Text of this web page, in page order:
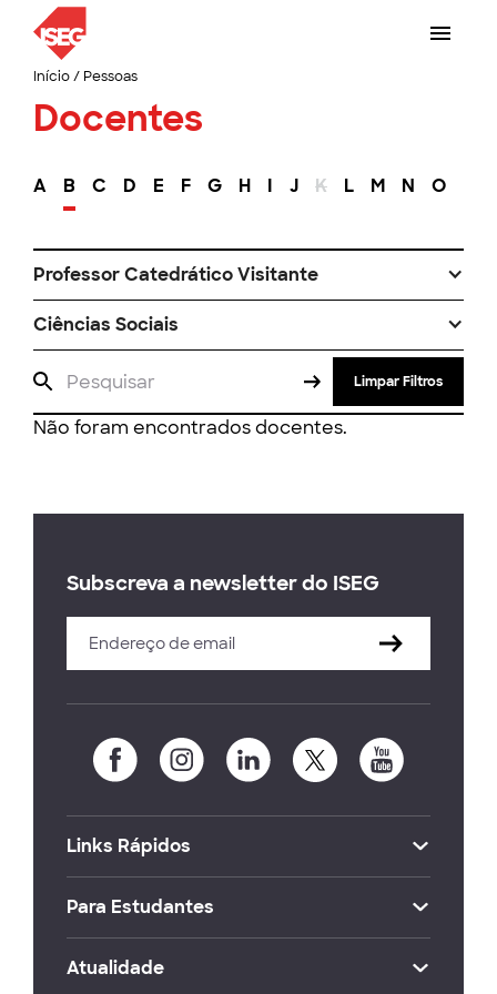
Início/ Pessoas
Docentes
A B C D E F G H I J K L M N O
Professor Catedrático Visitante
Ciências Sociais
Limpar Filtros
Não foram encontrados docentes.
Subscreva a newsletter do ISEG
Links Rápidos
Para Estudantes
Atualidade